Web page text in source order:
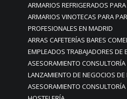
ARMARIOS REFRIGERADOS
ARMARIOS VINOTECAS PARA
PROFESIONALES EN MADRID
ARRAS CAFETERÍAS BARES
EMPLEADOS TRABAJADORES DE
ASESORAMIENTO
LANZAMIENTO DE NEGOCIOS DE
ASESORAMIENTO